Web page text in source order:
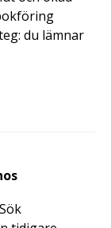
du lämnar